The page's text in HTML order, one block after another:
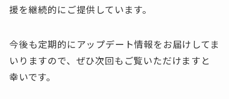
援を継続的にご提供しています。
今後も定期的にアップデート情報をお届けしてま
いりますので、ぜひ次回もご覧いただけますと
幸いです。